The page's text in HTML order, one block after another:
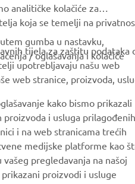
ponudama, posebnim
mnogo toga
analitičke kolačiće za
koja se temelji na
tijela za zaštitu podataka
upotrebljavaju našu web
web stranice, proizvoda,
gumba u nastavku,
/ oglašavanja i kolačiće
kako bismo prikazali
proizvoda i usluga prilagođenih
i na web stranicama trećih
medijske platforme kao
pregledavanja na našoj
proizvodi i usluge